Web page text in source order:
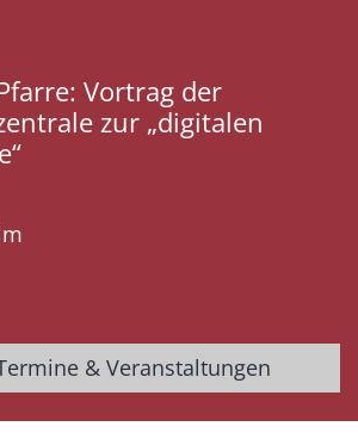
Vortrag der
zur „digitalen
& Veranstaltungen